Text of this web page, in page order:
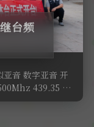
台频
音 数字亚音 开
439.35 …